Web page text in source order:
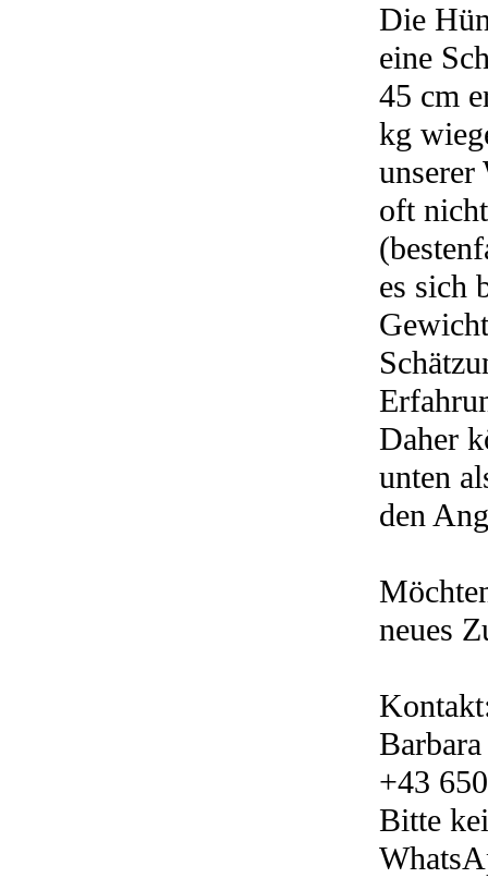
Die
eine
45 cm
kg
unserer
oft
es sich
Daher
unten
den
neues
+43
Bitte